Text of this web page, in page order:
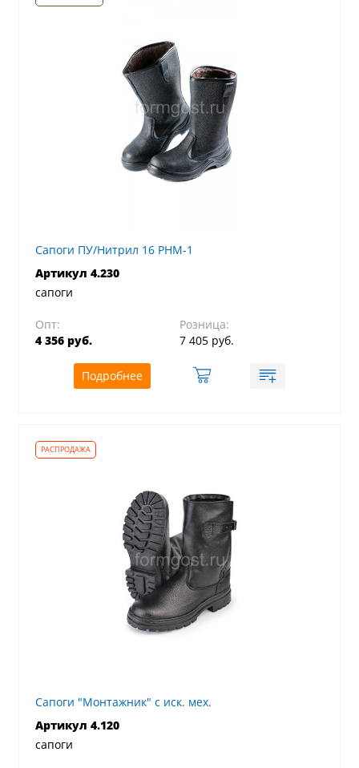
Сапоги ПУ/Нитрил 16 РНМ-1
Артикул 4.230
сапоги
Опт:
4 356 руб.
Розница:
7 405 руб.
Подробнее
Сапоги "Монтажник" с иск. мех.
Артикул 4.120
сапоги